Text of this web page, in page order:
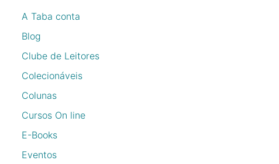
A Taba conta
Blog
Clube de Leitores
Colecionáveis
Colunas
Cursos On line
E-Books
Eventos